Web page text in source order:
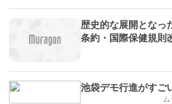
歴史的な展開となっ
条約・国際保健規則
全国各地から自発
を上げた
池袋デモ行進がすご